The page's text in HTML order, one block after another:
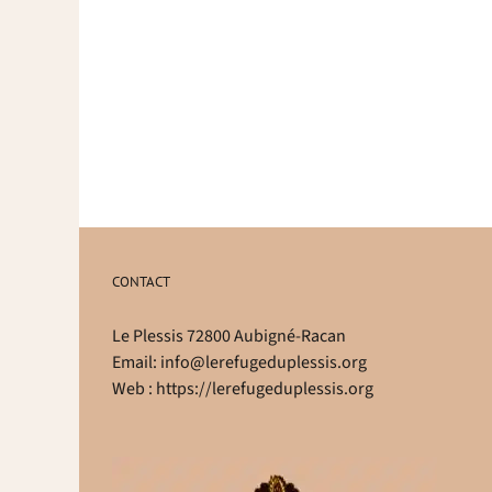
CONTACT
Le Plessis 72800 Aubigné-Racan
Email: info@lerefugeduplessis.org
Web : https://lerefugeduplessis.org